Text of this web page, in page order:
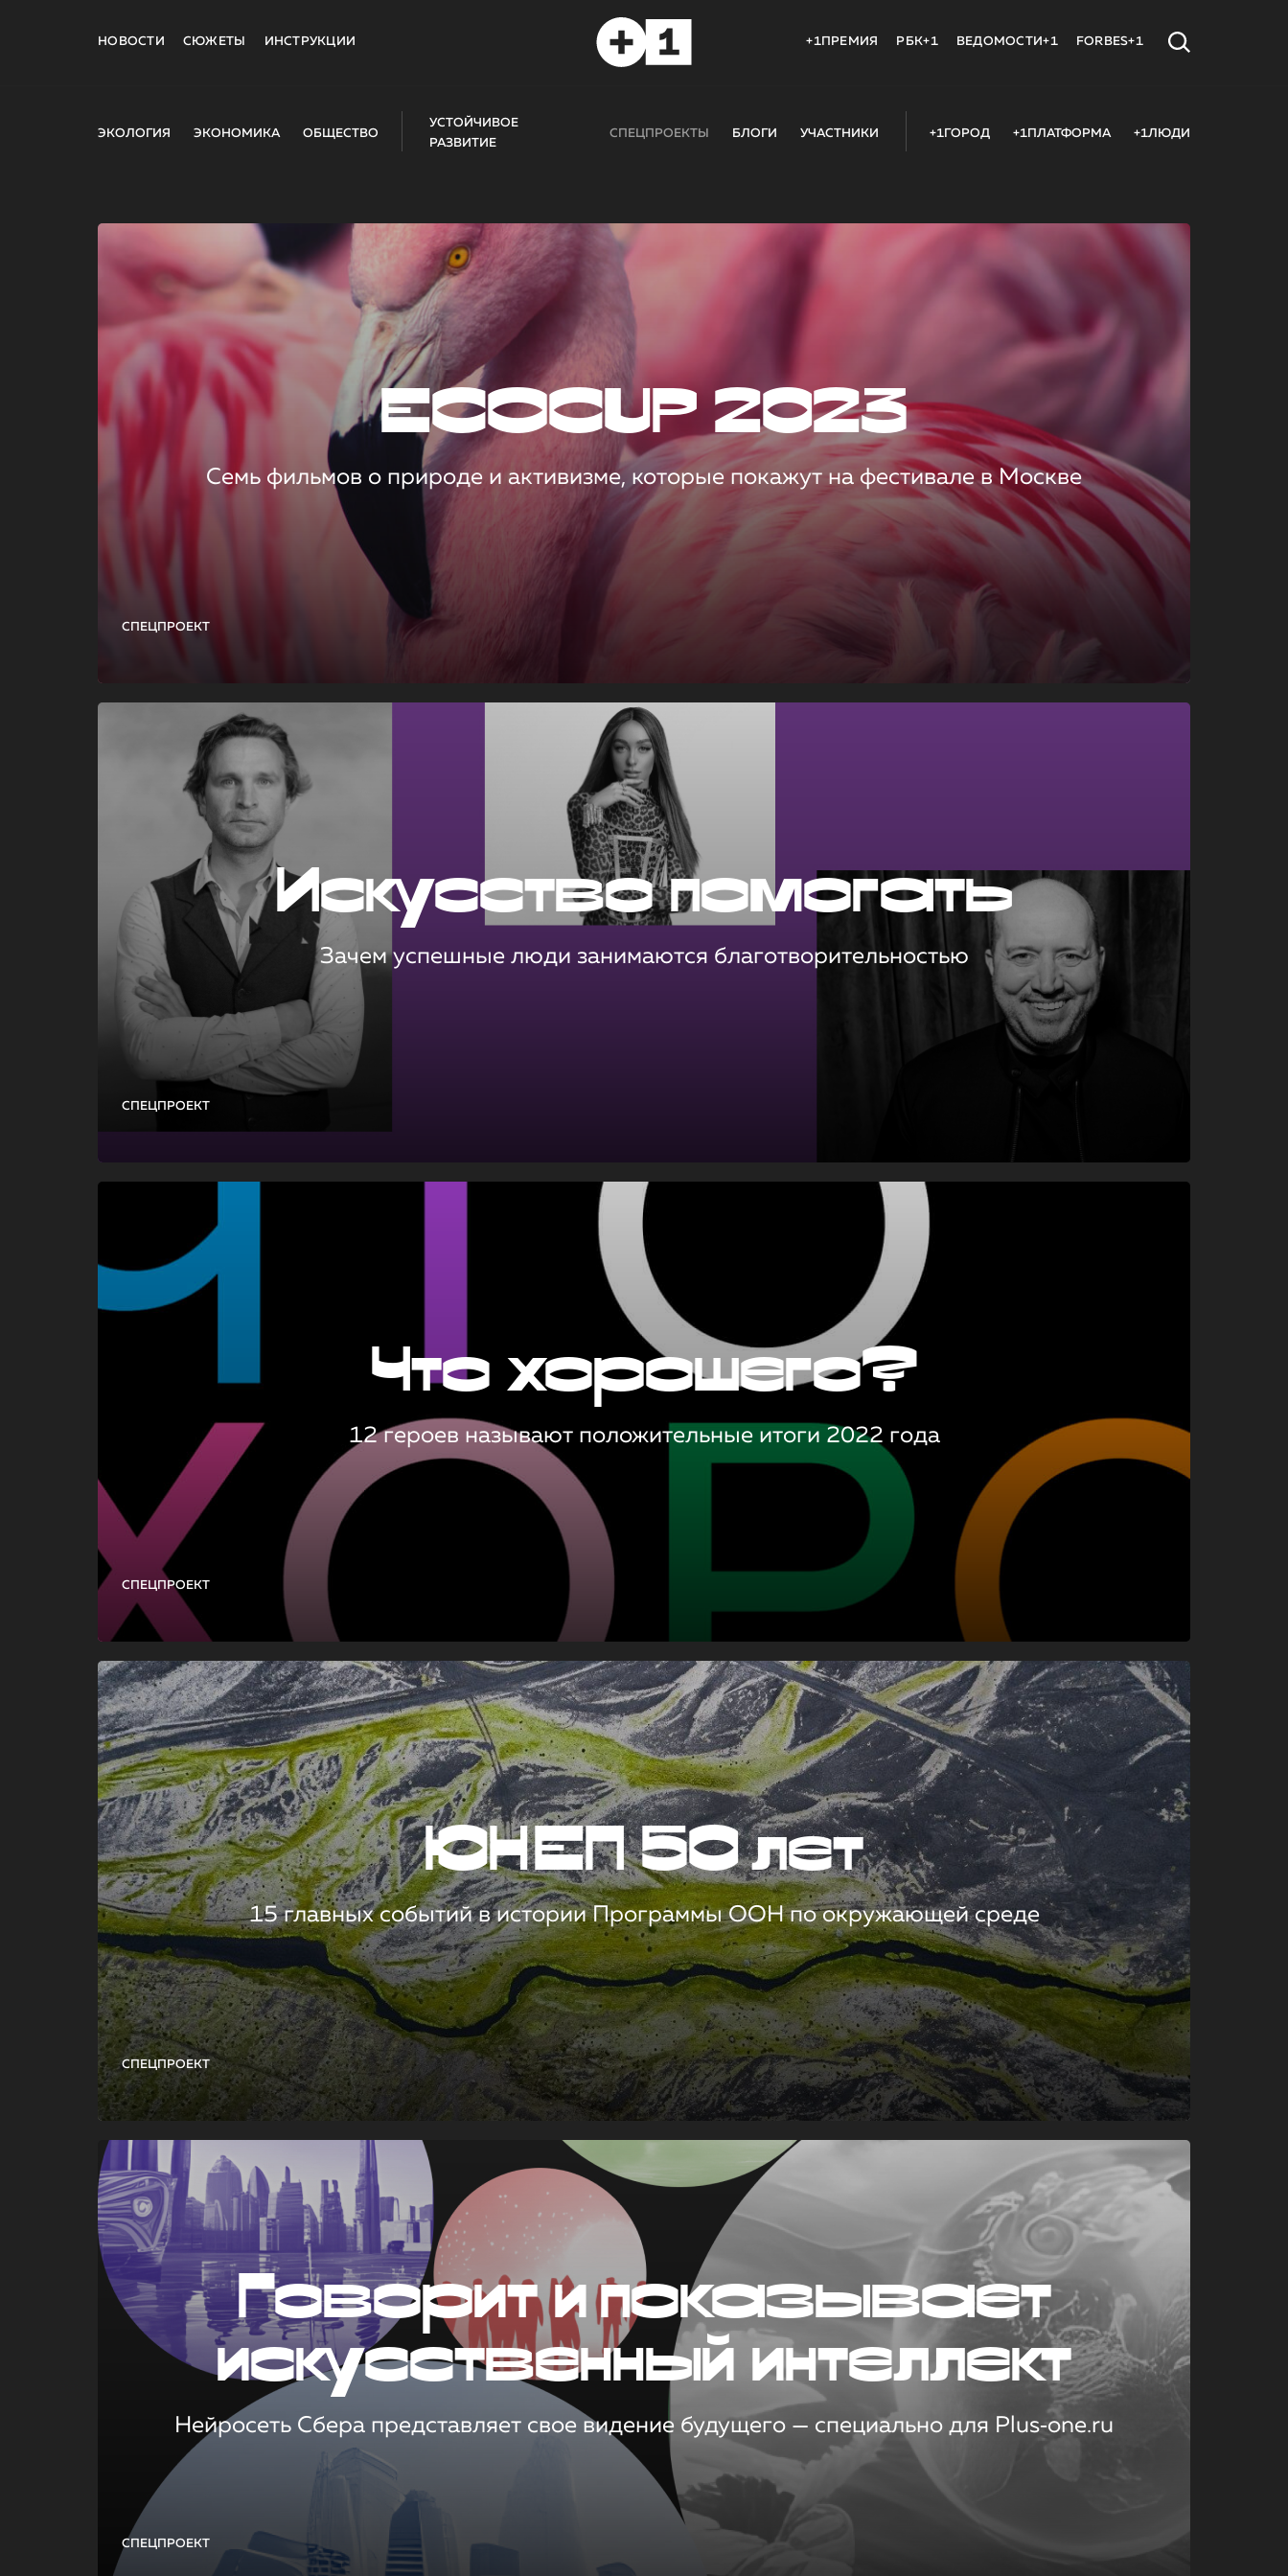
НОВОСТИ СЮЖЕТЫ ИНСТРУКЦИИ +1ПРЕМИЯ РБК+1 ВЕДОМОСТИ+1 FORBES+1
ЭКОЛОГИЯ ЭКОНОМИКА ОБЩЕСТВО
УСТОЙЧИВОЕ
РАЗВИТИЕ
СПЕЦПРОЕКТЫ БЛОГИ УЧАСТНИКИ +1ГОРОД +1ПЛАТФОРМА +1ЛЮДИ
СПЕЦПРОЕКТ
ECOCUP 2023
Семь фильмов о природе и активизме, которые покажут на фестивале в Москве
СПЕЦПРОЕКТ
Искусство помогать
Зачем успешные люди занимаются благотворительностью
СПЕЦПРОЕКТ
Что хорошего?
12 героев называют положительные итоги 2022 года
СПЕЦПРОЕКТ
ЮНЕП 50 лет
15 главных событий в истории Программы ООН по окружающей среде
СПЕЦПРОЕКТ
Говорит и показывает
искусственный интеллект
Нейросеть Сбера представляет свое видение будущего — специально для Plus‑one.ru